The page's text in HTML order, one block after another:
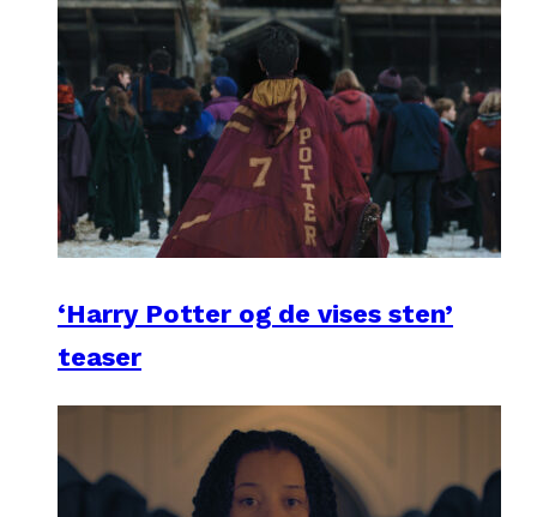
‘Harry Potter og de vises sten’
teaser